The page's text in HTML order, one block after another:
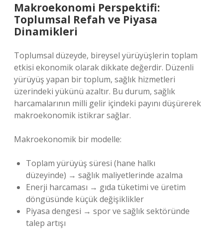
Makroekonomi Perspektifi:
Toplumsal Refah ve Piyasa
Dinamikleri
Toplumsal düzeyde, bireysel yürüyüşlerin toplam
etkisi ekonomik olarak dikkate değerdir. Düzenli
yürüyüş yapan bir toplum, sağlık hizmetleri
üzerindeki yükünü azaltır. Bu durum, sağlık
harcamalarının milli gelir içindeki payını düşürerek
makroekonomik istikrar sağlar.
Makroekonomik bir modelle:
Toplam yürüyüş süresi (hane halkı
düzeyinde) → sağlık maliyetlerinde azalma
Enerji harcaması → gıda tüketimi ve üretim
döngüsünde küçük değişiklikler
Piyasa dengesi → spor ve sağlık sektöründe
talep artışı